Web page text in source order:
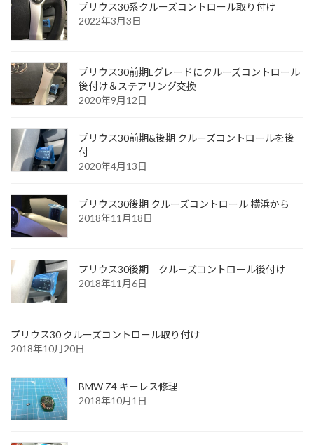
プリウス30系クルーズコントロール取り付け
2022年3月3日
プリウス30前期Lグレードにクルーズコントロール
後付け＆ステアリング交換
2020年9月12日
プリウス30前期&後期 クルーズコントロールを後
付
2020年4月13日
プリウス30後期 クルーズコントロール 横浜から
2018年11月18日
プリウス30後期 クルーズコントロール後付け
2018年11月6日
プリウス30 クルーズコントロール取り付け
2018年10月20日
BMW Z4 キーレス修理
2018年10月1日